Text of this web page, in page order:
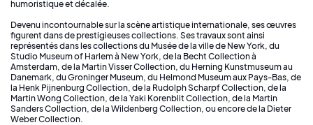
humoristique et décalée.
Devenu incontournable sur la scène artistique internationale, ses œuvres
figurent dans de prestigieuses collections. Ses travaux sont ainsi
représentés dans les collections du Musée de la ville de New York, du
Studio Museum of Harlem à New York, de la Becht Collection à
Amsterdam, de la Martin Visser Collection, du Herning Kunstmuseum au
Danemark, du Groninger Museum, du Helmond Museum aux Pays-Bas, de
la Henk Pijnenburg Collection, de la Rudolph Scharpf Collection, de la
Martin Wong Collection, de la Yaki Korenblit Collection, de la Martin
Sanders Collection, de la Wildenberg Collection, ou encore de la Dieter
Weber Collection.